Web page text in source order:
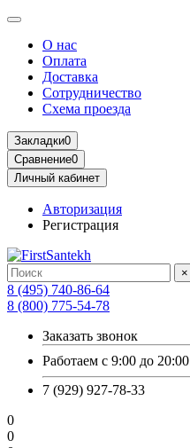
О нас
Оплата
Доставка
Сотрудничество
Схема проезда
Закладки0
Сравнение0
Личный кабинет
Авторизация
Регистрация
×
8 (495) 740-86-64
8 (800) 775-54-78
Заказать звонок
Работаем с 9:00 до
7 (929) 927-78-33
0
0